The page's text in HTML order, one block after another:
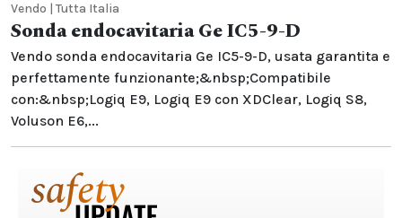
Vendo | Tutta Italia
Sonda endocavitaria Ge IC5-9-D
Vendo sonda endocavitaria Ge IC5-9-D, usata garantita e
perfettamente funzionante;&nbsp;Compatibile
con:&nbsp;Logiq E9, Logiq E9 con XDClear, Logiq S8,
Voluson E6,...